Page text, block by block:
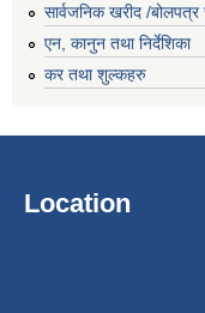
सार्वजनिक खरीद /
एन, कानुन तथा निर्देशिका
कर तथा शुल्कहरु
Location